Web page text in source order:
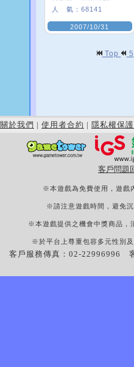
人 氣： 68141
2007/10/31
Top 5
關於我們 | 使用者合約 | 隱私權保護
客戶問題
※本遊戲為免費使用，遊戲
※請注意遊戲時間，避免
※本遊戲提供之機會中獎商品，
※於平台上尊重包容多元性別
客戶服務傳真：02-22996996